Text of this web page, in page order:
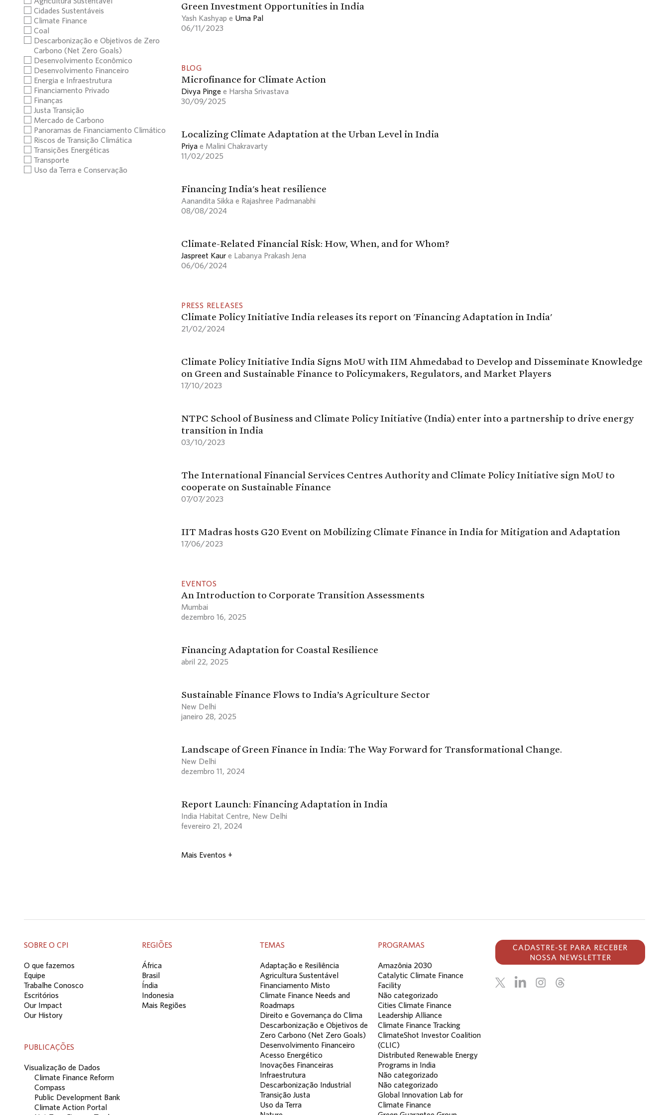
Cidades Sustentáveis
Climate Finance
Coal
Descarbonização e Objetivos de Zero
Carbono (Net Zero Goals)
Desenvolvimento Econômico
Desenvolvimento Financeiro
Energia e Infraestrutura
Financiamento Privado
Finanças
Justa Transição
Mercado de Carbono
Panoramas de Financiamento Climático
Riscos de Transição Climática
Transições Energéticas
Transporte
Uso da Terra e Conservação
Green Investment Opportunities in India
Yash Kashyap e Uma Pal
06/11/2023
BLOG
Microfinance for Climate Action
Divya Pingee Harsha Srivastava
30/09/2025
Localizing Climate Adaptation at the Urban Level in India
Priyae Malini Chakravarty
11/02/2025
Financing India's heat resilience
Aanandita Sikka e Rajashree Padmanabhi
08/08/2024
Climate-Related Financial Risk: How, When, and for Whom?
Jaspreet Kaure Labanya Prakash Jena
06/06/2024
PRESS RELEASES
Climate Policy Initiative India releases its report on 'Financing Adaptation in India'
21/02/2024
Climate Policy Initiative India Signs MoU with IIM Ahmedabad to Develop and Disseminate Knowledge
on Green and Sustainable Finance to Policymakers, Regulators, and Market Players
17/10/2023
NTPC School of Business and Climate Policy Initiative (India) enter into a partnership to drive energy
transition in India
03/10/2023
The International Financial Services Centres Authority and Climate Policy Initiative sign MoU to
cooperate on Sustainable Finance
07/07/2023
IIT Madras hosts G20 Event on Mobilizing Climate Finance in India for Mitigation and Adaptation
17/06/2023
EVENTOS
An Introduction to Corporate Transition Assessments
Mumbai
dezembro 16, 2025
Financing Adaptation for Coastal Resilience
abril 22, 2025
Sustainable Finance Flows to India’s Agriculture Sector
New Delhi
janeiro 28, 2025
Landscape of Green Finance in India: The Way Forward for Transformational Change.
New Delhi
dezembro 11, 2024
Report Launch: Financing Adaptation in India
India Habitat Centre, New Delhi
fevereiro 21, 2024
Mais Eventos +
SOBRE O CPI
O que fazemos
Equipe
Trabalhe Conosco
Escritórios
Our Impact
Our History
REGIÕES
África
Brasil
Índia
Indonesia
Mais Regiões
TEMAS
Adaptação e Resiliência
Agricultura Sustentável
Financiamento Misto
Climate Finance Needs and
Roadmaps
Direito e Governança do Clima
Descarbonização e Objetivos de
Zero Carbono (Net Zero Goals)
Desenvolvimento Financeiro
Acesso Energético
Inovações Financeiras
Infraestrutura
Descarbonização Industrial
Transição Justa
Uso da Terra
PROGRAMAS
Amazônia 2030
Catalytic Climate Finance
Facility
Não categorizado
Cities Climate Finance
Leadership Alliance
Climate Finance Tracking
ClimateShot Investor Coalition
(CLIC)
Distributed Renewable Energy
Programs in India
Não categorizado
Não categorizado
Global Innovation Lab for
Climate Finance
PUBLICAÇÕES
Visualização de Dados
Climate Finance Reform
Compass
Public Development Bank
Climate Action Portal
CADASTRE-SE PARA RECEBER
NOSSA NEWSLETTER